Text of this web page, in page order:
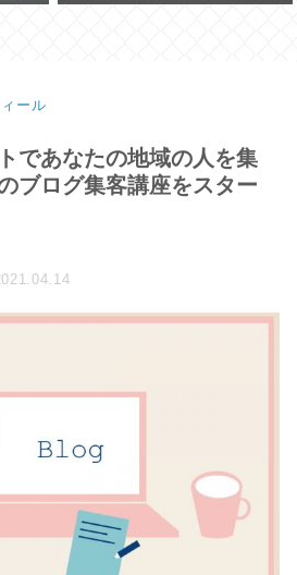
ール
であなたの地域の人を集
ブログ集客講座をスター